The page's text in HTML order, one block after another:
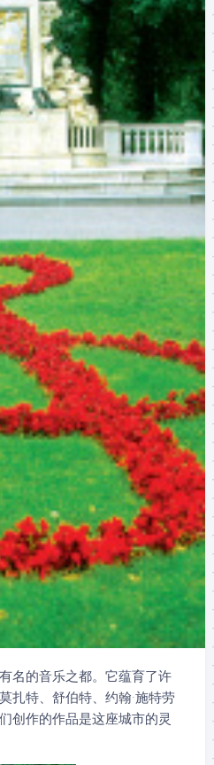
名的音乐之都。它蕴育了许
扎特、舒伯特、约翰·施特劳
创作的作品是这座城市的灵